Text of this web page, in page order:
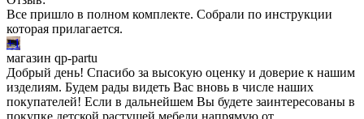
Все пришло в полном комплекте. Собрали по инструкции
которая прилагается.
+1
магазин qp-partu
Добрый день! Спасибо за высокую оценку и доверие к нашим
изделиям. Будем рады видеть Вас вновь в числе наших
покупателей! Если в дальнейшем Вы будете заинтересованы в
покупке детской растущей мебели напрямую от